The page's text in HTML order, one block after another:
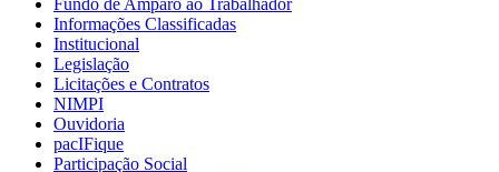
Fundo de Amparo ao Trabalhador
Informações Classificadas
Institucional
Legislação
Licitações e Contratos
NIMPI
Ouvidoria
pacIFique
Participação Social